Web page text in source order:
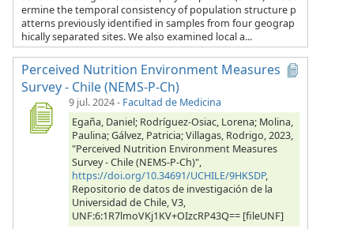
ermine the temporal consistency of population structure p
atterns previously identified in samples from four geograp
hically separated sites. We also examined local a...
Perceived Nutrition Environment Measures
Survey - Chile (NEMS-P-Ch)
9 jul. 2024- Facultad de Medicina
Egaña, Daniel; Rodríguez-Osiac, Lorena; Molina,
Paulina; Gálvez, Patricia; Villagas, Rodrigo, 2023,
"Perceived Nutrition Environment Measures
Survey - Chile (NEMS-P-Ch)",
https://doi.org/10.34691/UCHILE/9HKSDP,
Repositorio de datos de investigación de la
Universidad de Chile, V3,
UNF:6:1R7lmoVKj1KV+OIzcRP43Q== [fileUNF]